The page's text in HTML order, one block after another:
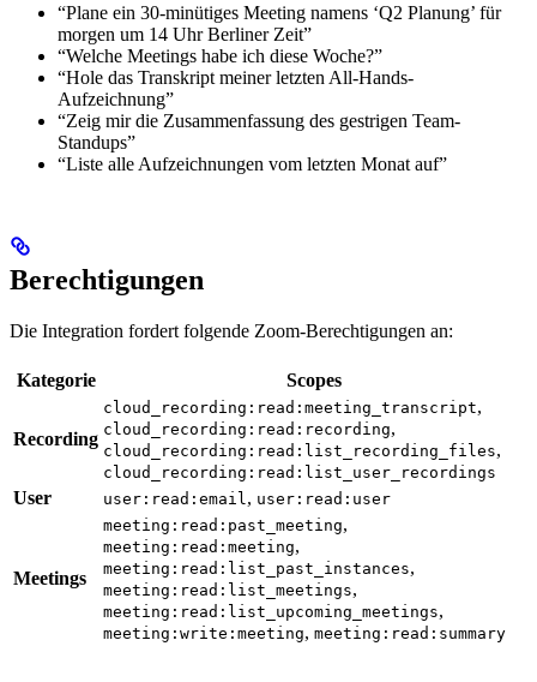
“Plane ein 30-minütiges Meeting namens ‘Q2 Planung’ für
morgen um 14 Uhr Berliner Zeit”
“Welche Meetings habe ich diese Woche?”
“Hole das Transkript meiner letzten All-Hands-
Aufzeichnung”
“Zeig mir die Zusammenfassung des gestrigen Team-
Standups”
“Liste alle Aufzeichnungen vom letzten Monat auf”
Berechtigungen
Die Integration fordert folgende Zoom-Berechtigungen an:
Kategorie Scopes
Recording
cloud_recording:read:meeting_transcript,
cloud_recording:read:recording,
cloud_recording:read:list_recording_files,
cloud_recording:read:list_user_recordings
User user:read:email , user:read:user
Meetings
meeting:read:past_meeting,
meeting:read:meeting,
meeting:read:list_past_instances,
meeting:read:list_meetings,
meeting:read:list_upcoming_meetings,
meeting:write:meeting, meeting:read:summary